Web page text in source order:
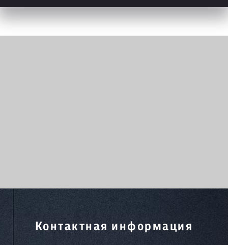
Контактная информация